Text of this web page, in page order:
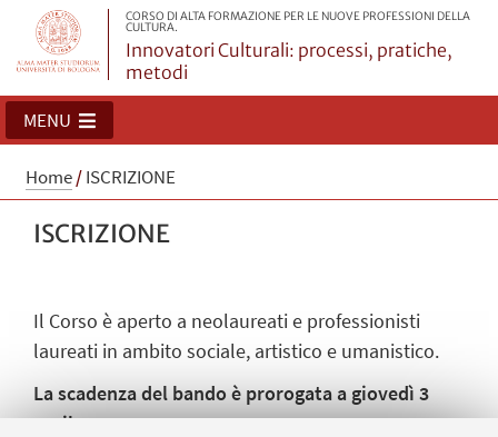
CORSO DI ALTA FORMAZIONE PER LE NUOVE PROFESSIONI DELLA
CULTURA.
Innovatori Culturali: processi, pratiche,
metodi
MENU
Home/ISCRIZIONE
ISCRIZIONE
Il Corso è aperto a neolaureati e professionisti
laureati in ambito sociale, artistico e umanistico.
La scadenza del bando è prorogata a giovedì 3
aprile 2025.